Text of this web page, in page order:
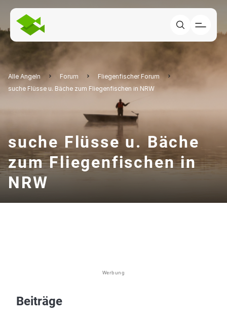
Alle Angeln Forum
Fliegenfischer Forum
suche Flüsse u. Bäche zum Fliegenfischen in NRW
suche Flüsse u. Bäche
zum Fliegenfischen in
NRW
Werbung
Beiträge